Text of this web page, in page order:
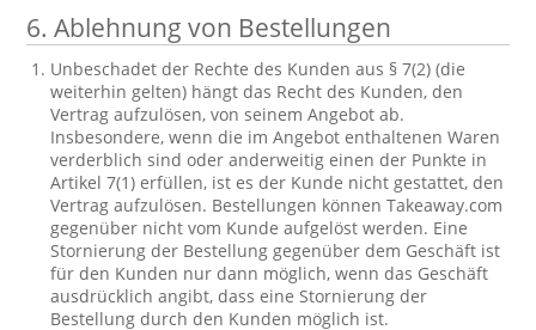
6. Ablehnung von Bestellungen
Unbeschadet der Rechte des Kunden aus § 7(2) (die
weiterhin gelten) hängt das Recht des Kunden, den
Vertrag aufzulösen, von seinem Angebot ab.
Insbesondere, wenn die im Angebot enthaltenen Waren
verderblich sind oder anderweitig einen der Punkte in
Artikel 7(1) erfüllen, ist es der Kunde nicht gestattet, den
Vertrag aufzulösen. Bestellungen können Takeaway.com
gegenüber nicht vom Kunde aufgelöst werden. Eine
Stornierung der Bestellung gegenüber dem Geschäft ist
für den Kunden nur dann möglich, wenn das Geschäft
ausdrücklich angibt, dass eine Stornierung der
Bestellung durch den Kunden möglich ist.